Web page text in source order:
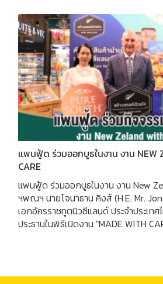
แพนฟู้ด ร่วมออกบูธในงาน งาน NEW
CARE
แพนฟู้ด ร่วมออกบูธในงาน งาน New
ฯพณฯ นายโจนาธาน คิงส์ (H.E. Mr.
เอกอัครราชทูตนิวซีแลนด์ ประจำประเทศ
ประธานในพิธีเปิดงาน "MADE WITH